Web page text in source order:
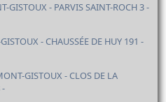
GISTOUX - PARVIS SAINT-ROCH 3 -
- CHAUSSÉE DE HUY 191 -
GISTOUX - CLOS DE LA
-